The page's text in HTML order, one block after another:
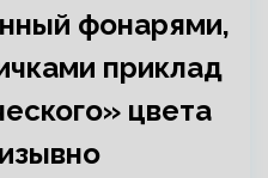
фонарями,
приклад
цвета